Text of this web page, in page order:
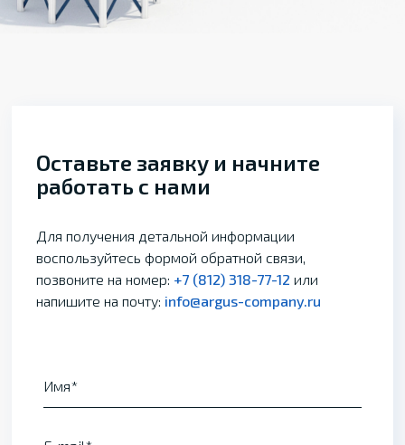
Оставьте заявку и начните
работать с нами
Для получения детальной информации
воспользуйтесь формой обратной связи,
позвоните на номер: +7 (812) 318-77-12 или
напишите на почту: info@argus-company.ru
Имя